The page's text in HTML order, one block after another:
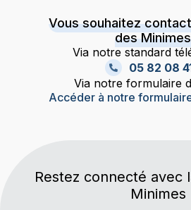
Vous souhaitez
des
Via notre standard
05 82 08
Via notre formulaire
Accéder à notre
Restez connecté avec
Minimes